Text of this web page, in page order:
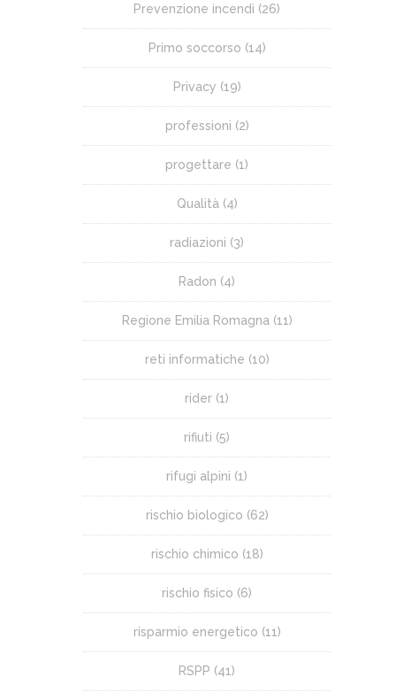
Prevenzione incendi (26)
Primo soccorso (14)
Privacy (19)
professioni (2)
progettare (1)
Qualità (4)
radiazioni (3)
Radon (4)
Regione Emilia Romagna (11)
reti informatiche (10)
rider (1)
rifiuti (5)
rifugi alpini (1)
rischio biologico (62)
rischio chimico (18)
rischio fisico (6)
risparmio energetico (11)
RSPP (41)